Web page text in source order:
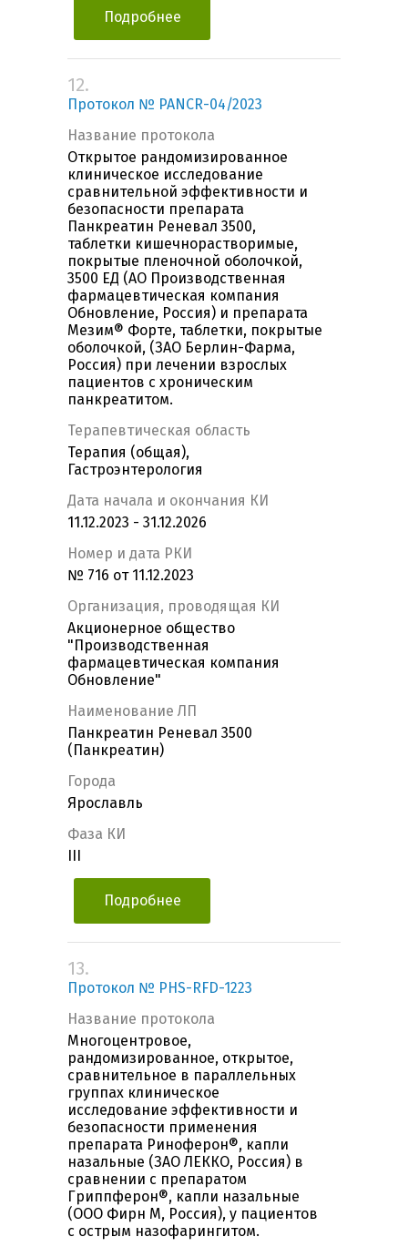
Подробнее
12.
Протокол № PANCR-04/2023
Название протокола
Открытое рандомизированное
клиническое исследование
сравнительной эффективности и
безопасности препарата
Панкреатин Реневал 3500,
таблетки кишечнорастворимые,
покрытые пленочной оболочкой,
3500 ЕД (АО Производственная
фармацевтическая компания
Обновление, Россия) и препарата
Мезим® Форте, таблетки, покрытые
оболочкой, (ЗАО Берлин-Фарма,
Россия) при лечении взрослых
пациентов с хроническим
панкреатитом.
Терапевтическая область
Терапия (общая),
Гастроэнтерология
Дата начала и окончания КИ
11.12.2023 - 31.12.2026
Номер и дата РКИ
№ 716 от 11.12.2023
Организация, проводящая КИ
Акционерное общество
"Производственная
фармацевтическая компания
Обновление"
Наименование ЛП
Панкреатин Реневал 3500
(Панкреатин)
Города
Ярославль
Фаза КИ
Подробнее
13.
Протокол № PHS-RFD-1223
Название протокола
Многоцентровое,
рандомизированное, открытое,
сравнительное в параллельных
группах клиническое
исследование эффективности и
безопасности применения
препарата Риноферон®, капли
назальные (ЗАО ЛЕККО, Россия) в
сравнении с препаратом
Гриппферон®, капли назальные
(ООО Фирн М, Россия), у пациентов
с острым назофарингитом.